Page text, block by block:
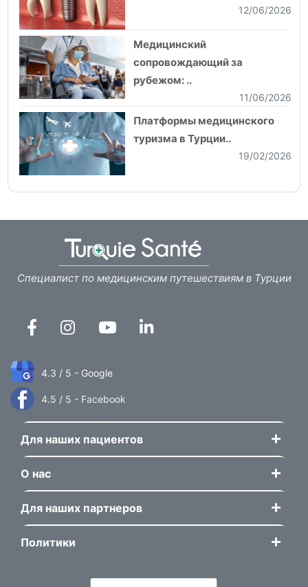
12/06/2026
Медицинский
сопровождающий за
рубежом: ..
11/06/2026
Платформы медицинского
туризма в Турции..
19/02/2026
Специалист по медицинским путешествиям в Турции
4.3 / 5 - Google
4.5 / 5 - Facebook
Для наших пациентов
О нас
Для наших партнеров
Политики